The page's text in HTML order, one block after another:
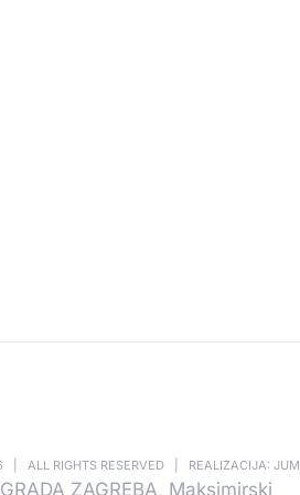
| ALL RIGHTS RESERVED | REALIZACIJA: JUM
ZAGREBA, Maksimirski